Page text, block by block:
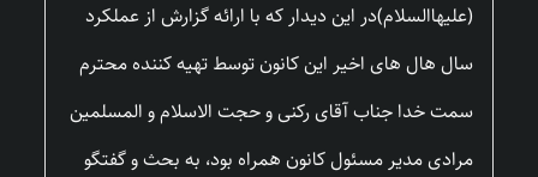
(علیهاالسلام)در این دیدار که با ارائه گزارش از عملکرد
سال هال های اخیر این کانون توسط تهیه کننده محترم
سمت خدا جناب آقای رکنی و حجت الاسلام و المسلمین
مرادی مدیر مسئول کانون همراه بود، به بحث و گفتگو